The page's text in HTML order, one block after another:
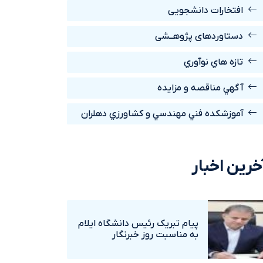
افتخارات دانشجویی
دستاوردهای پژوهــشی
تازه هاي نوآوري
آگهي مناقصه و مزايده
آموزشکده فني مهندسي و کشاورزي دهلران
اخبار
پيام تبريک رئيس دانشگاه ايلام
به مناسبت روز خبرنگار